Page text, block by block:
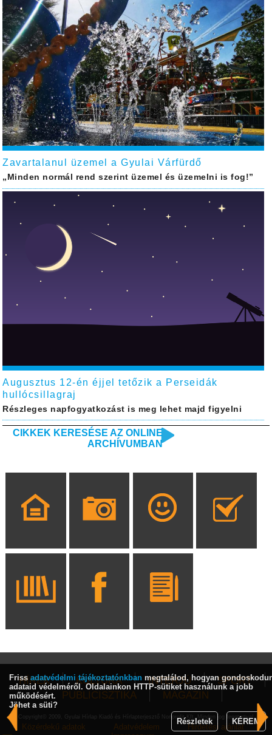
Zavartalanul üzemel a Gyulai Várfürdő
„Minden normál rend szerint üzemel és üzemelni is fog!”
Augusztus 12-én éjjel tetőzik a Perseidák
hullócsillagraj
Részleges napfogyatkozást is meg lehet majd figyelni
CIKKEK KERESÉSE AZ ONLINE
ARCHÍVUMBAN
HÍREK KULTÚRA INTERJÚ
SPORT
PUBLICISZTIKA
MAGAZIN
Copyright© 2009, Gyulai Hírlap Kiadó és Hírlapterjesztő Nonprofit Kft. Minden jog fenntartva!
Közérdekű adatok Adatvédelem
Hirdetési ajánlat
Friss adatvédelmi tájékoztatónkban megtalálod, hogyan
adataid védelméről. Oldalainkon HTTP-sütiket használunk a jobb
működésért.
Jöhet a süti?
Részletek
KÉREM